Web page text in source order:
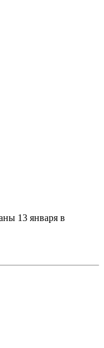
13 января в